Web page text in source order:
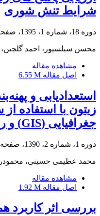
شرایط تنش شوری
دوره 18، شماره 1، 1395، صفحه
محسن سیلسپور، احمد
مشاهده مقاله
اصل مقاله 6.55 M
استعدادیابی و
زیتون با استفاده
جغرافیایی (GIS) و روش الگوریتم ژنتیک
دوره 1، شماره 2، 1390، صفحه
محمد عظیمی حسینی،
مشاهده مقاله
اصل مقاله 1.92 M
بررسی اثر کاربرد